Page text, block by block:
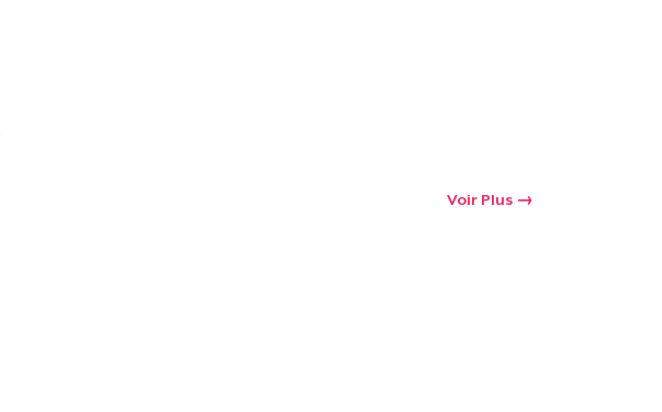
Voir Plus